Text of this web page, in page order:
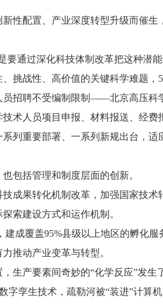
性配置、产业深度转型升级而催
要通过深化科技体制改革把这种潜
挑战性、高价值的关键科学难题，
招聘不受编制限制——北京高压科
术人员项目申报、材料报送、经
列重要部署、一系列新规出台，
包括管理和制度层面的创新。
成果转化机制改革，加强国家技
索建设方式和运作机制。
建成覆盖95%县级以上地区的孵
推动产业变革与转型。
生产要素间奇妙的“化学反应”发
字孪生技术，疏勒河被“装进”计